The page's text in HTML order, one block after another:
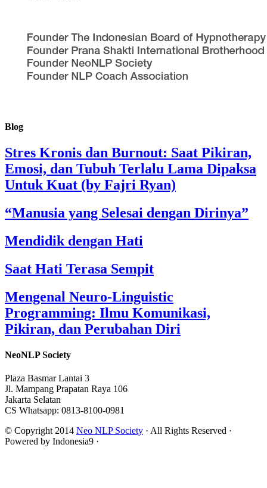
Blog
Stres Kronis dan Burnout: Saat Pikiran,
Emosi, dan Tubuh Terlalu Lama Dipaksa
Untuk Kuat (by Fajri Ryan)
“Manusia yang Selesai dengan Dirinya”
Mendidik dengan Hati
Saat Hati Terasa Sempit
Mengenal Neuro-Linguistic
Programming: Ilmu Komunikasi,
Pikiran, dan Perubahan Diri
NeoNLP Society
Plaza Basmar Lantai 3
Jl. Mampang Prapatan Raya 106
Jakarta Selatan
CS Whatsapp: 0813-8100-0981
© Copyright 2014 Neo NLP Society · All Rights Reserved ·
Powered by Indonesia9 ·